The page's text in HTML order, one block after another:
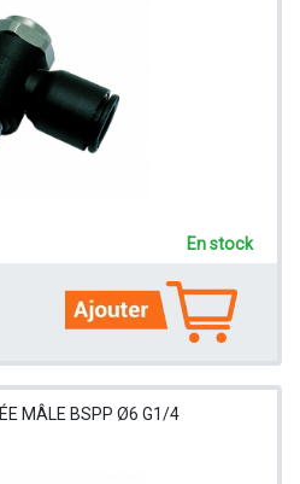
En stock
MÂLE BSPP Ø6 G1/4